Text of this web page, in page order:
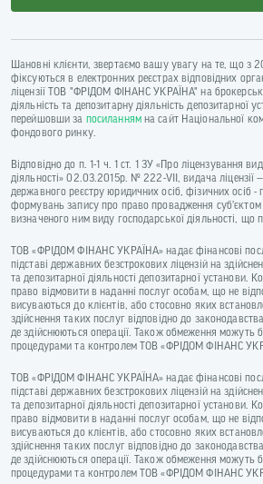
Шановні клієнти, звертаємо вашу увагу на те, що з
фіксуються в електронних реєстрах відповідних
ліцензії ТОВ "ФРІДОМ ФІНАНС УКРАЇНА" на
діяльність та депозитарну діяльність депозитарної
перейшовши за посиланнямна сайт Національної
фондового ринку.
Відповідно до п. 1-1 ч. 1 ст. 1 ЗУ «Про ліцензування
діяльності» 02.03.2015р. № 222-VII, видача ліцензії
державного реєстру юридичних осіб, фізичних осіб -
формувань запису про право провадження
визначеного ним виду господарської діяльності, що
ТОВ «ФРІДОМ ФІНАНС УКРАЇНА» надає фінансові
підставі державних безстрокових ліцензій на
та депозитарної діяльності депозитарної установи.
право відмовити в наданні послуг особам, що не
висуваються до клієнтів, або стосовно яких
здійснення таких послуг відповідно до
де здійснюються операції. Також обмеження можуть
процедурами та контролем ТОВ «ФРІДОМ ФІНАНС
ТОВ «ФРІДОМ ФІНАНС УКРАЇНА» надає фінансові
підставі державних безстрокових ліцензій на
та депозитарної діяльності депозитарної установи.
право відмовити в наданні послуг особам, що не
висуваються до клієнтів, або стосовно яких
здійснення таких послуг відповідно до
де здійснюються операції. Також обмеження можуть
процедурами та контролем ТОВ «ФРІДОМ ФІНАНС